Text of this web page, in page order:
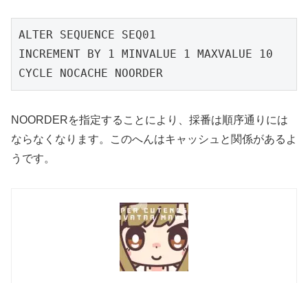
ALTER SEQUENCE SEQ01
INCREMENT BY 1 MINVALUE 1 MAXVALUE 10
CYCLE NOCACHE NOORDER
NOORDERを指定することにより、採番は順序通りには
ならなくなります。このへんはキャッシュと関係があるよ
うです。